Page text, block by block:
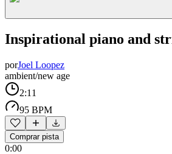
Inspirational piano and
porJoel Loopez
ambient/new age
2:11
95 BPM
Comprar pista
0:00